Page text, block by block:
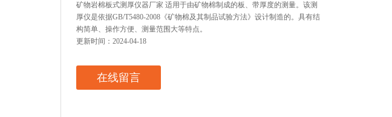
矿物岩棉板式测厚仪器厂家 适用于由矿物棉制成的板、带厚度的测量。该测
厚仪是依据GB/T5480-2008《矿物棉及其制品试验方法》设计制造的。具有结
构简单、操作方便、测量范围大等特点。
更新时间：2024-04-18
在线留言